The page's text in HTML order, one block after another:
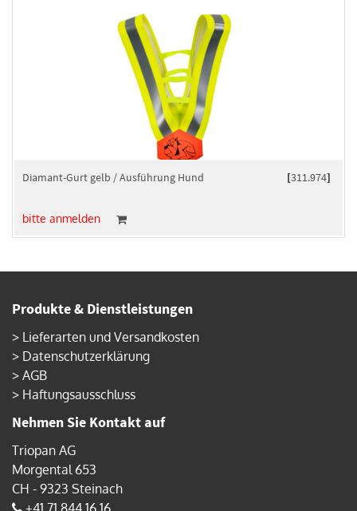
[311.974]
Diamant-Gurt gelb / Ausführung Hund
bitte anmelden
Produkte & Dienstleistungen
> Lieferarten und Versandkosten
> Datenschutzerklärung
> AGB
> Haftungsausschluss
Nehmen Sie Kontakt auf
Triopan AG
Morgental 653
CH - 9323 Steinach
+41 71 844 16 16